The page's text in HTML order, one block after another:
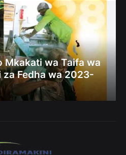
Mkakati wa Taifa wa
Fedha wa 2023-